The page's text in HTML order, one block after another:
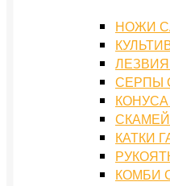
НОЖИ
СЕРПЫ
КАТКИ
КОМБИ